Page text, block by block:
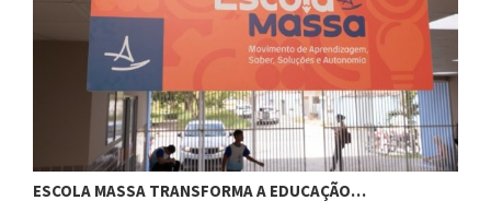
ESCOLA MASSA TRANSFORMA A EDUCAÇÃO…